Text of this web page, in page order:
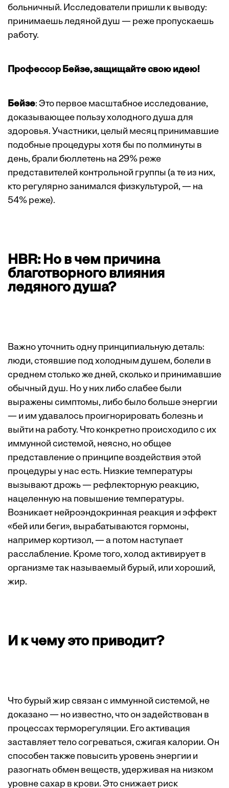
больничный. Исследователи пришли к выводу:
принимаешь ледяной душ — реже пропускаешь
работу.
Профессор Бейзе, защищайте свою идею!
Бейзе: Это первое масштабное исследование,
доказывающее пользу холодного душа для
здоровья. Участники, целый месяц принимавшие
подобные процедуры хотя бы по полминуты в
день, брали бюллетень на 29% реже
представителей контрольной группы (а те из них,
кто регулярно занимался физкультурой, — на
54% реже).
HBR: Но в чем причина
благотворного влияния
ледяного душа?
Важно уточнить одну принципиальную деталь:
люди, стоявшие под холодным душем, болели в
среднем столько же дней, сколько и принимавшие
обычный душ. Но у них либо слабее были
выражены симптомы, либо было больше энергии
— и им удавалось ­проигнорировать болезнь и
выйти на работу. Что конкретно происходило с их
иммунной системой, неясно, но общее
представление о принципе воздействия этой
процедуры у нас есть. Низкие температуры
вызывают дрожь — рефлекторную реакцию,
нацеленную на повышение температуры.
Возникает нейроэндокринная реакция и эффект
«бей или беги», вырабатываются гормоны,
например кортизол, — а потом наступает
расслабление. Кроме того, холод активирует в
организме так называемый бурый, или хороший,
жир.
И к чему это приводит?
Что бурый жир связан с иммунной системой, не
доказано — но известно, что он задействован в
процессах ­терморегуляции. Его активация
заставляет тело согреваться, сжигая калории. Он
способен также повысить уровень энергии и
разогнать обмен веществ, удерживая на низком
уровне сахар в крови. Это снижает риск